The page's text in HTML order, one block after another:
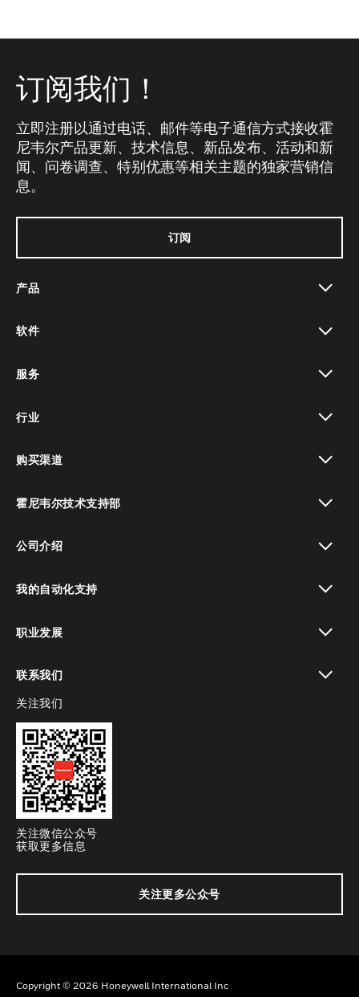
订阅我们！
立即注册以通过电话、邮件等电子通信方式接收霍
尼韦尔产品更新、技术信息、新品发布、活动和新
闻、问卷调查、特别优惠等相关主题的独家营销信
息。
订阅
产品
软件
服务
行业
购买渠道
霍尼韦尔技术支持部
公司介绍
我的自动化支持
职业发展
联系我们
toggle view
关注我们
关注微信公众号
获取更多信息
关注更多公众号
Copyright © 2026 Honeywell International Inc